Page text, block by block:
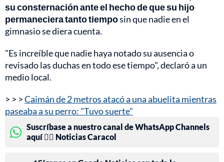
su consternación ante el hecho de que su hijo
permaneciera tanto tiemposin que nadie en el
gimnasio se diera cuenta.
"Es increíble que nadie haya notado su ausencia o
revisado las duchas en todo ese tiempo", declaró a un
medio local.
> > >Caimán de 2 metros atacó a una abuelita mientras
paseaba a su perro: "Tuvo suerte"
Suscríbase a nuestro canal de WhatsApp Channels
aquí 👉🏻 Noticias Caracol